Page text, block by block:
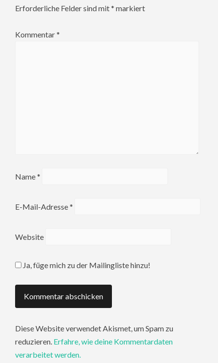
Erforderliche Felder sind mit* markiert
Kommentar*
Name*
E-Mail-Adresse*
Website
Ja, füge mich zu der Mailingliste hinzu!
Diese Website verwendet Akismet, um Spam zu
reduzieren. Erfahre, wie deine Kommentardaten
verarbeitet werden.